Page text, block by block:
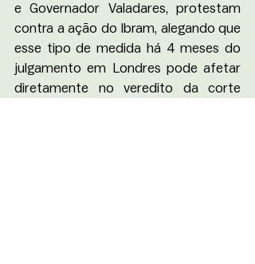
e Governador Valadares, protestam
contra a ação do Ibram, alegando que
esse tipo de medida há 4 meses do
julgamento em Londres pode afetar
diretamente no veredito da corte